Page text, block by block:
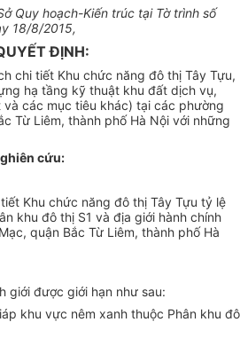
Quy hoạch-Kiến trúc tại Tờ trình số
18/8/2015,
ĐỊNH:
chi tiết Khu chức năng đô thị Tây Tựu,
hạ tầng kỹ thuật khu đất dịch vụ,
các mục tiêu khác) tại các phường
Từ Liêm, thành phố Hà Nội với những
cứu:
Khu chức năng đô thị Tây Tựu tỷ lệ
khu đô thị S1 và địa giới hành chính
quận Bắc Từ Liêm, thành phố Hà
giới được giới hạn như sau:
khu vực nêm xanh thuộc Phân khu đô